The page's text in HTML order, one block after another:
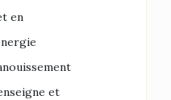
en
et